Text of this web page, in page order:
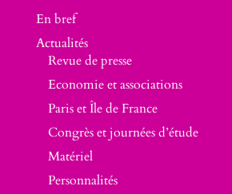
En bref
Actualités
Revue de presse
Economie et associations
Paris et Île de France
Congrès et journées d’étude
Matériel
Personnalités